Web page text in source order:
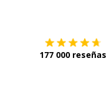
177 000 reseñas